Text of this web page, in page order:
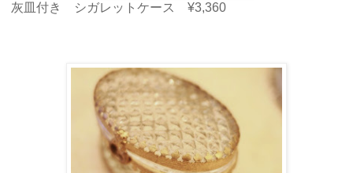
灰皿付き シガレットケース ¥3,360